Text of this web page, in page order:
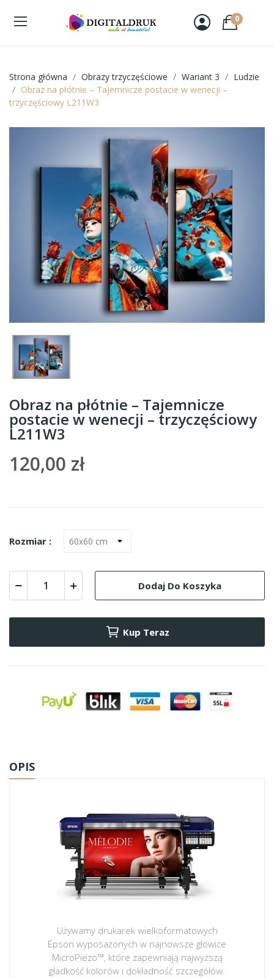
0
Strona główna Obrazy trzyczęściowe Wariant 3
Ludzie
Obraz na płótnie – Tajemnicze postacie w wenecji –
trzyczęściowy L211W3
Obraz na płótnie – Tajemnicze
postacie w wenecji – trzyczęściowy
L211W3
120,00 zł
Rozmiar :
Dodaj Do Koszyka
Kup Teraz
OPIS
Używamy drukarek wielkoformatowych
Epson wyposażonych w najnowsze głowice
MicroPiezo™, które zapewniają najwyższą
gładkość kolorów i dokładność szczegółów.